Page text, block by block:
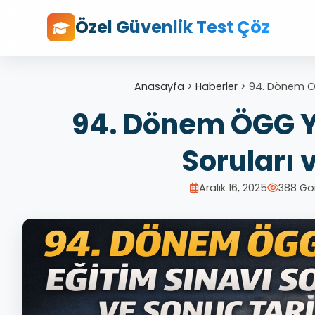
Özel Güvenlik Test Çöz
Anasayfa > Haberler> 94. Dönem
94. Dönem ÖGG
Soruları
Aralık 16, 2025 388